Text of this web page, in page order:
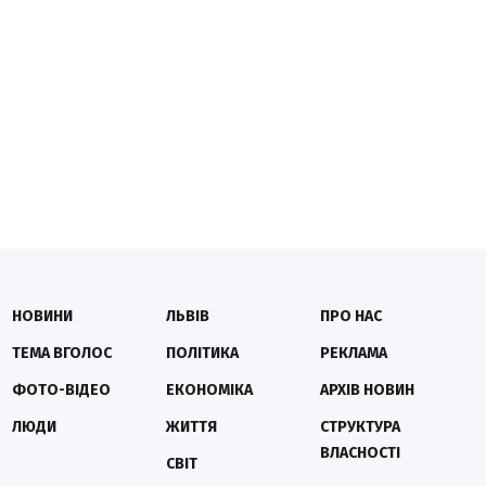
НОВИНИ
ТЕМА ВГОЛОС
ФОТО-ВІДЕО
ЛЮДИ
ЛЬВІВ
ПОЛІТИКА
ЕКОНОМІКА
ЖИТТЯ
СВІТ
ПРО НАС
РЕКЛАМА
АРХІВ НОВИН
СТРУКТУРА
ВЛАСНОСТІ